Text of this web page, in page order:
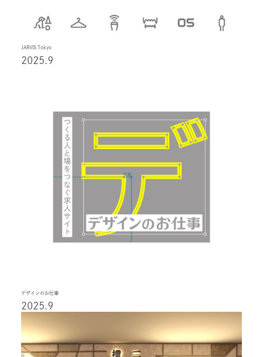
JARVIS Tokyo
2025.9
デザインのお仕事
2025.9